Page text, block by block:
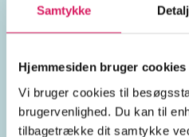
Samtykke
Hjemmesiden bruger cookies
Vi bruger cookies til
brugervenlighed. Du kan til
tilbagetrække dit samtykke
trusler
uhygge